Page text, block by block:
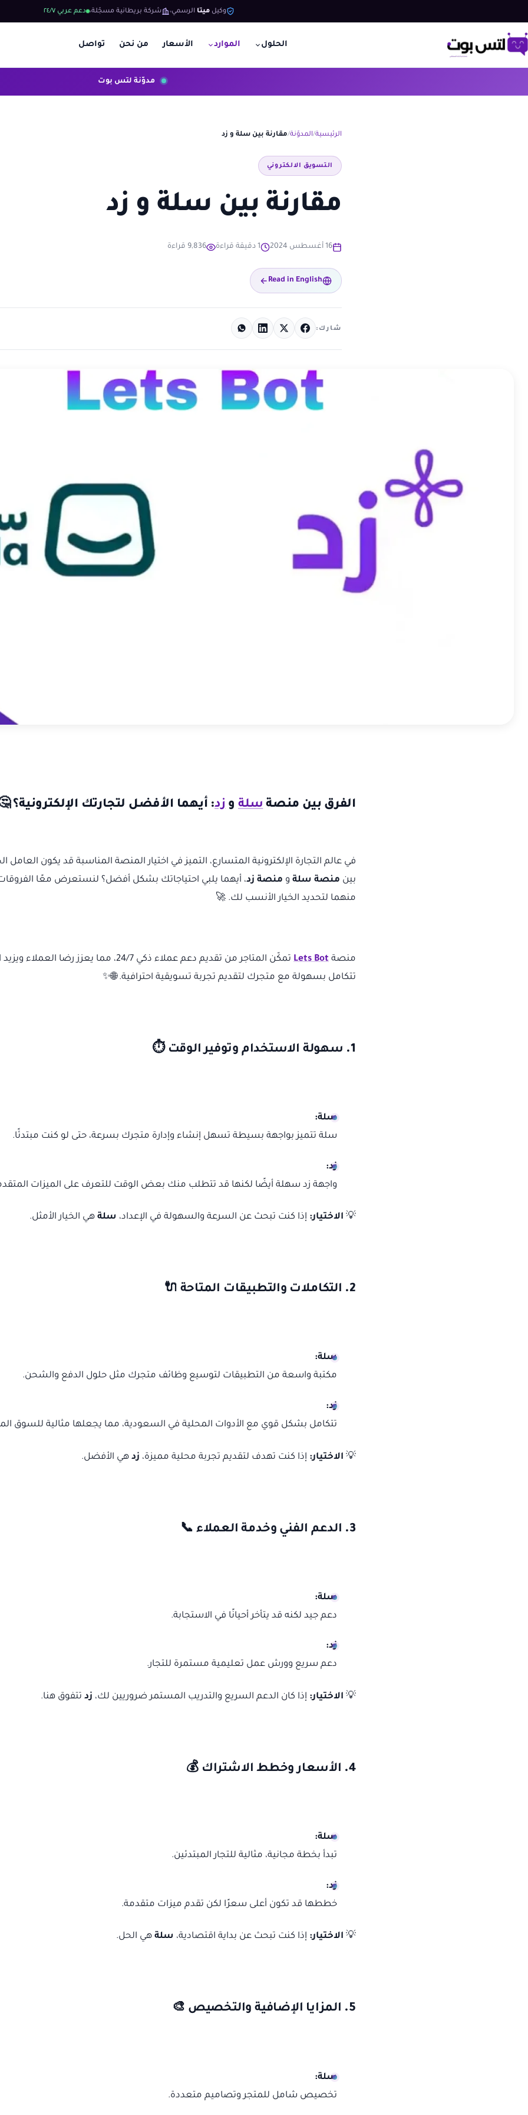
وكيل ميتا الرسمي شركة بريطانية مسجّلة دعم عربي ٢٤/٧
الحلول الموارد الأسعار من نحن تواصل
مدوّنة لتس بوت
الرئيسية المدوّنة مقارنة بين سلة و زد
التسويق الالكتروني
مقارنة بين سلة و زد
16 أغسطس 2024 1 دقيقة قراءة 9,836 قراءة
Read in English
شارك:
الفرق بين منصة سلة وزد: أيهما الأفضل لتجارتك الإلكترونية؟
في عالم التجارة الإلكترونية المتسارع، التميز في اختيار المنصة المناسبة قد يكون
بين منصة سلة و منصة زد، أيهما يلبي احتياجاتك بشكل أفضل؟ لنستعرض معًا الفروقات
منهما لتحديد الخيار الأنسب لك. 🚀
منصة Lets Bot
تمكّن المتاجر من تقديم دعم عملاء ذكي 24/7، مما
تتكامل بسهولة مع متجرك لتقديم تجربة تسويقية احترافية. 🌐✨
1. سهولة الاستخدام وتوفير الوقت ⏱️
سلة:
سلة تتميز بواجهة بسيطة تسهل إنشاء وإدارة متجرك بسرعة، حتى لو كنت مبتدئًا.
زد:
واجهة زد سهلة أيضًا لكنها قد تتطلب منك بعض الوقت للتعرف على الميزات
💡 الاختيار: إذا كنت تبحث عن السرعة والسهولة في الإعداد، سلة هي الخيار الأمثل.
2. التكاملات والتطبيقات المتاحة 🔌
سلة:
مكتبة واسعة من التطبيقات لتوسيع وظائف متجرك مثل حلول الدفع والشحن.
زد:
تتكامل بشكل قوي مع الأدوات المحلية في السعودية، مما يجعلها مثالية للسوق
💡 الاختيار: إذا كنت تهدف لتقديم تجربة محلية مميزة، زد هي الأفضل.
3. الدعم الفني وخدمة العملاء 📞
سلة:
دعم جيد لكنه قد يتأخر أحيانًا في الاستجابة.
زد:
دعم سريع وورش عمل تعليمية مستمرة للتجار.
💡 الاختيار: إذا كان الدعم السريع والتدريب المستمر ضروريين لك، زد تتفوق هنا.
4. الأسعار وخطط الاشتراك 💰
سلة:
تبدأ بخطة مجانية، مثالية للتجار المبتدئين.
زد:
خططها قد تكون أعلى سعرًا لكن تقدم ميزات متقدمة.
💡 الاختيار: إذا كنت تبحث عن بداية اقتصادية، سلة هي الحل.
5. المزايا الإضافية والتخصيص 🎨
سلة:
تخصيص شامل للمتجر وتصاميم متعددة.